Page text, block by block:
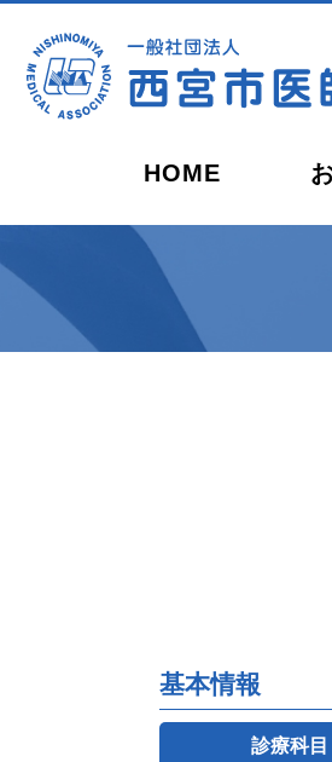
HOME
西宮健康開発センター
休
基本情報
診療科目